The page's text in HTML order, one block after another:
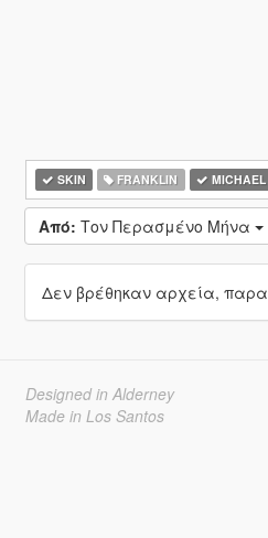
SKIN FRANKLIN MICHAEL
Από: Τον Περασμένο Μήνα
Δεν βρέθηκαν αρχεία,
Designed in Alderney
Made in Los Santos